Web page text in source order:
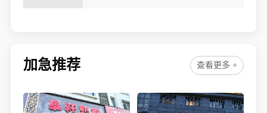
加急推荐 查看更多 +